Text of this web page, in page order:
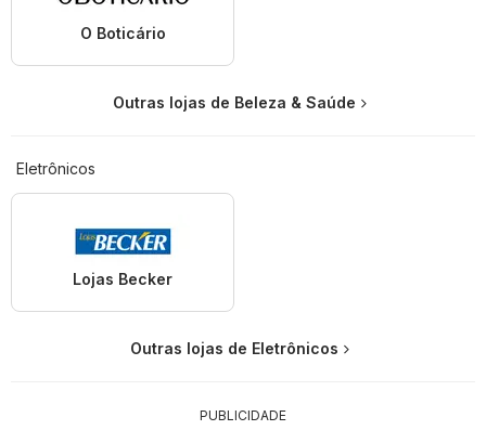
O Boticário
Outras lojas de Beleza & Saúde
Eletrônicos
Lojas Becker
Outras lojas de Eletrônicos
PUBLICIDADE